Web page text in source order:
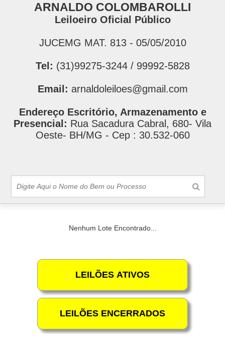
ARNALDO COLOMBAROLLI
Leiloeiro Oficial Público
JUCEMG MAT. 813 - 05/05/2010
Tel: (31)99275-3244 / 99992-5828
Email: arnaldoleiloes@gmail.com
Endereço Escritório, Armazenamento e
Presencial: Rua Sacadura Cabral, 680- Vila
Oeste- BH/MG - Cep : 30.532-060
Nenhum Lote Encontrado...